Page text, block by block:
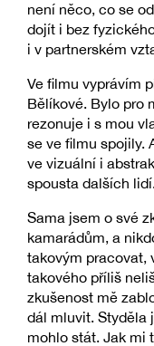
není něco, co se
dojít i bez
i v partnerském
Ve filmu vyprávím
Bělíkové. Bylo pro
rezonuje i s mou
se ve filmu spojily.
ve vizuální i
spousta dalších
Sama jsem o své
kamarádům, a
takovým pracovat,
takového příliš
zkušenost mě
dál mluvit. Styděla
mohlo stát. Jak mi